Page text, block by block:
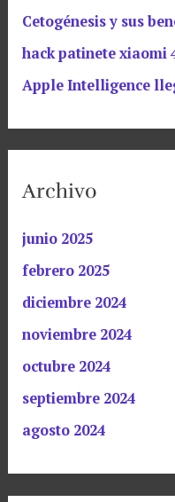
Cetogénesis y sus
hack patinete xiaomi
Apple Intelligence
Archivo
junio 2025
febrero 2025
diciembre 2024
noviembre 2024
octubre 2024
septiembre 2024
agosto 2024